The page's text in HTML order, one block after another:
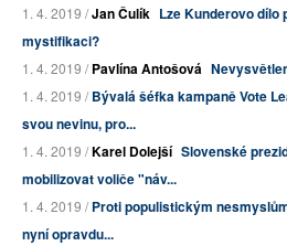
1. 4. 2019 /Jan Čulík Lze Kunderovo dílo
mystifikaci?
1. 4. 2019 /Pavlína Antošová
1. 4. 2019 /Bývalá šéfka kampaně Vote
svou nevinu, pro...
1. 4. 2019 /Karel Dolejší Slovenské
mobilizovat voliče "náv...
1. 4. 2019 /Proti populistickým
nyní opravdu...